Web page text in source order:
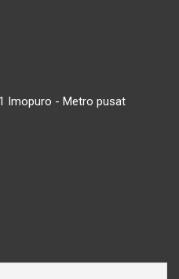
Imopuro - Metro pusat